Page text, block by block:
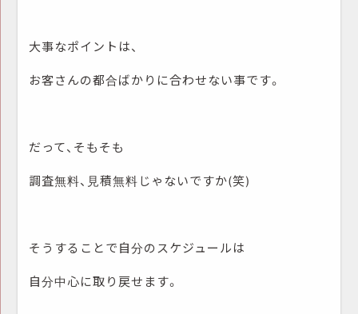
大事なポイントは、
お客さんの都合ばかりに合わせない事です。
だって、そもそも
調査無料、見積無料じゃないですか(笑)
そうすることで自分のスケジュールは
自分中心に取り戻せます。